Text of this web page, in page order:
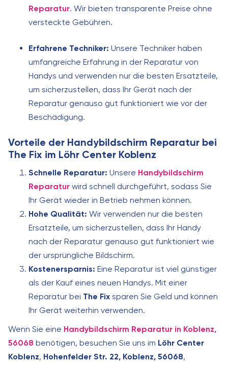
Reparatur. Wir bieten transparente Preise ohne
versteckte Gebühren.
Erfahrene Techniker: Unsere Techniker haben
umfangreiche Erfahrung in der Reparatur von
Handys und verwenden nur die besten Ersatzteile,
um sicherzustellen, dass Ihr Gerät nach der
Reparatur genauso gut funktioniert wie vor der
Beschädigung.
Vorteile der Handybildschirm Reparatur bei
The Fix im Löhr Center Koblenz
Schnelle Reparatur: Unsere Handybildschirm
Reparatur wird schnell durchgeführt, sodass Sie
Ihr Gerät wieder in Betrieb nehmen können.
Hohe Qualität: Wir verwenden nur die besten
Ersatzteile, um sicherzustellen, dass Ihr Handy
nach der Reparatur genauso gut funktioniert wie
der ursprüngliche Bildschirm.
Kostenersparnis: Eine Reparatur ist viel günstiger
als der Kauf eines neuen Handys. Mit einer
Reparatur bei The Fix sparen Sie Geld und können
Ihr Gerät weiterhin verwenden.
Wenn Sie eine Handybildschirm Reparatur in Koblenz,
56068 benötigen, besuchen Sie uns im Löhr Center
Koblenz, Hohenfelder Str. 22, Koblenz, 56068,